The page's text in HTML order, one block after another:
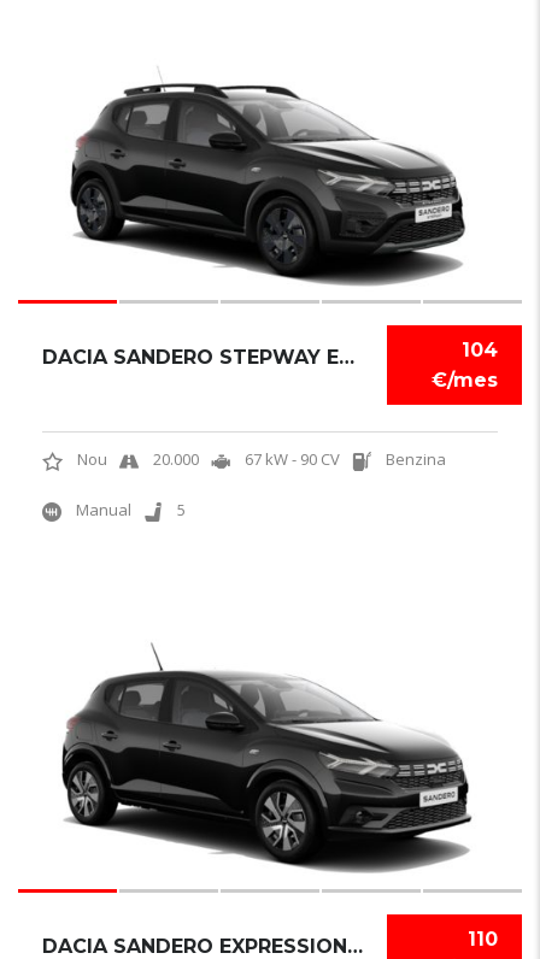
104
€/mes
DACIA SANDERO STEPWAY EXPRESSION
Nou 20.000 67 kW - 90 CV Benzina
Manual 5
110
DACIA SANDERO EXPRESSION TCE